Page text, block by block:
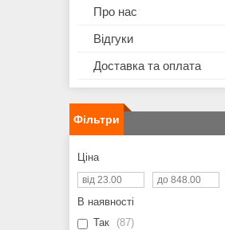
Про нас
Відгуки
Доставка та оплата
Фільтри
Ціна
В наявності
Так
87